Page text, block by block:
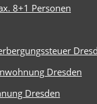
8+1 Personen
Dresden
Dresden